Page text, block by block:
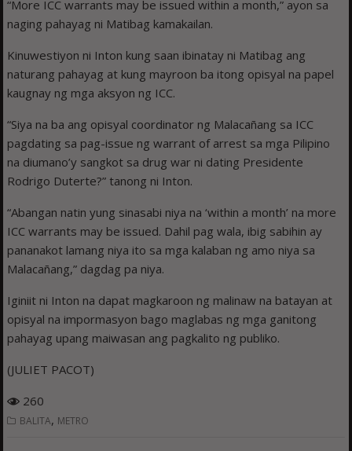
“More ICC warrants may be issued within a month,” ayon sa
naging pahayag ni Matibag kamakailan.
Kinuwestiyon ni Inton kung saan ibinatay ni Matibag ang
naturang pahayag at kung mayroon ba itong opisyal na papel
kaugnay ng mga aksyon ng ICC.
“Siya na ba ang opisyal coordinator ng Malacañang sa ICC
pagdating sa pag-issue ng warrant of arrest sa mga Pilipino
na diumano’y sangkot sa drug war ni dating Presidente
Rodrigo Duterte?” tanong ni Inton.
“Abangan natin yung sinasabi niya na ‘within a month’ na more
ICC warrants may be issued. Dahil pag wala, ibig sabihin ay
pananakot lamang niya ito sa mga kalaban ng amo niya sa
Malacañang,” dagdag pa niya.
Iginiit ni Inton na dapat magkaroon ng malinaw na batayan at
opisyal na impormasyon bago maglabas ng mga ganitong
pahayag upang maiwasan ang pagkalito ng publiko.
(JULIET PACOT)
260
BALITA, METRO